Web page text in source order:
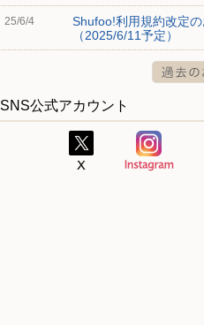
25/6/4
Shufoo!利用規約改定
（2025/6/11予定）
SNS公式アカウント